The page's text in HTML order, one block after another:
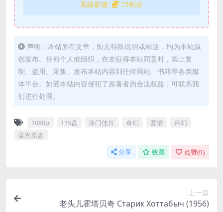
高级影迷:
15积分
声明：本站所有文章，如无特殊说明或标注，均为本站原
创发布。任何个人或组织，在未征得本站同意时，禁止复
制、盗用、采集、发布本站内容到任何网站、书籍等各类媒
体平台。如若本站内容侵犯了原著者的合法权益，可联系我
们进行处理。
1080p 115盘 冷门佳片 奇幻 爱情
科幻
蓝光原盘
分享 收藏 点赞(0)
上一篇
老头儿霍塔贝奇 Старик Хоттабыч (1956)